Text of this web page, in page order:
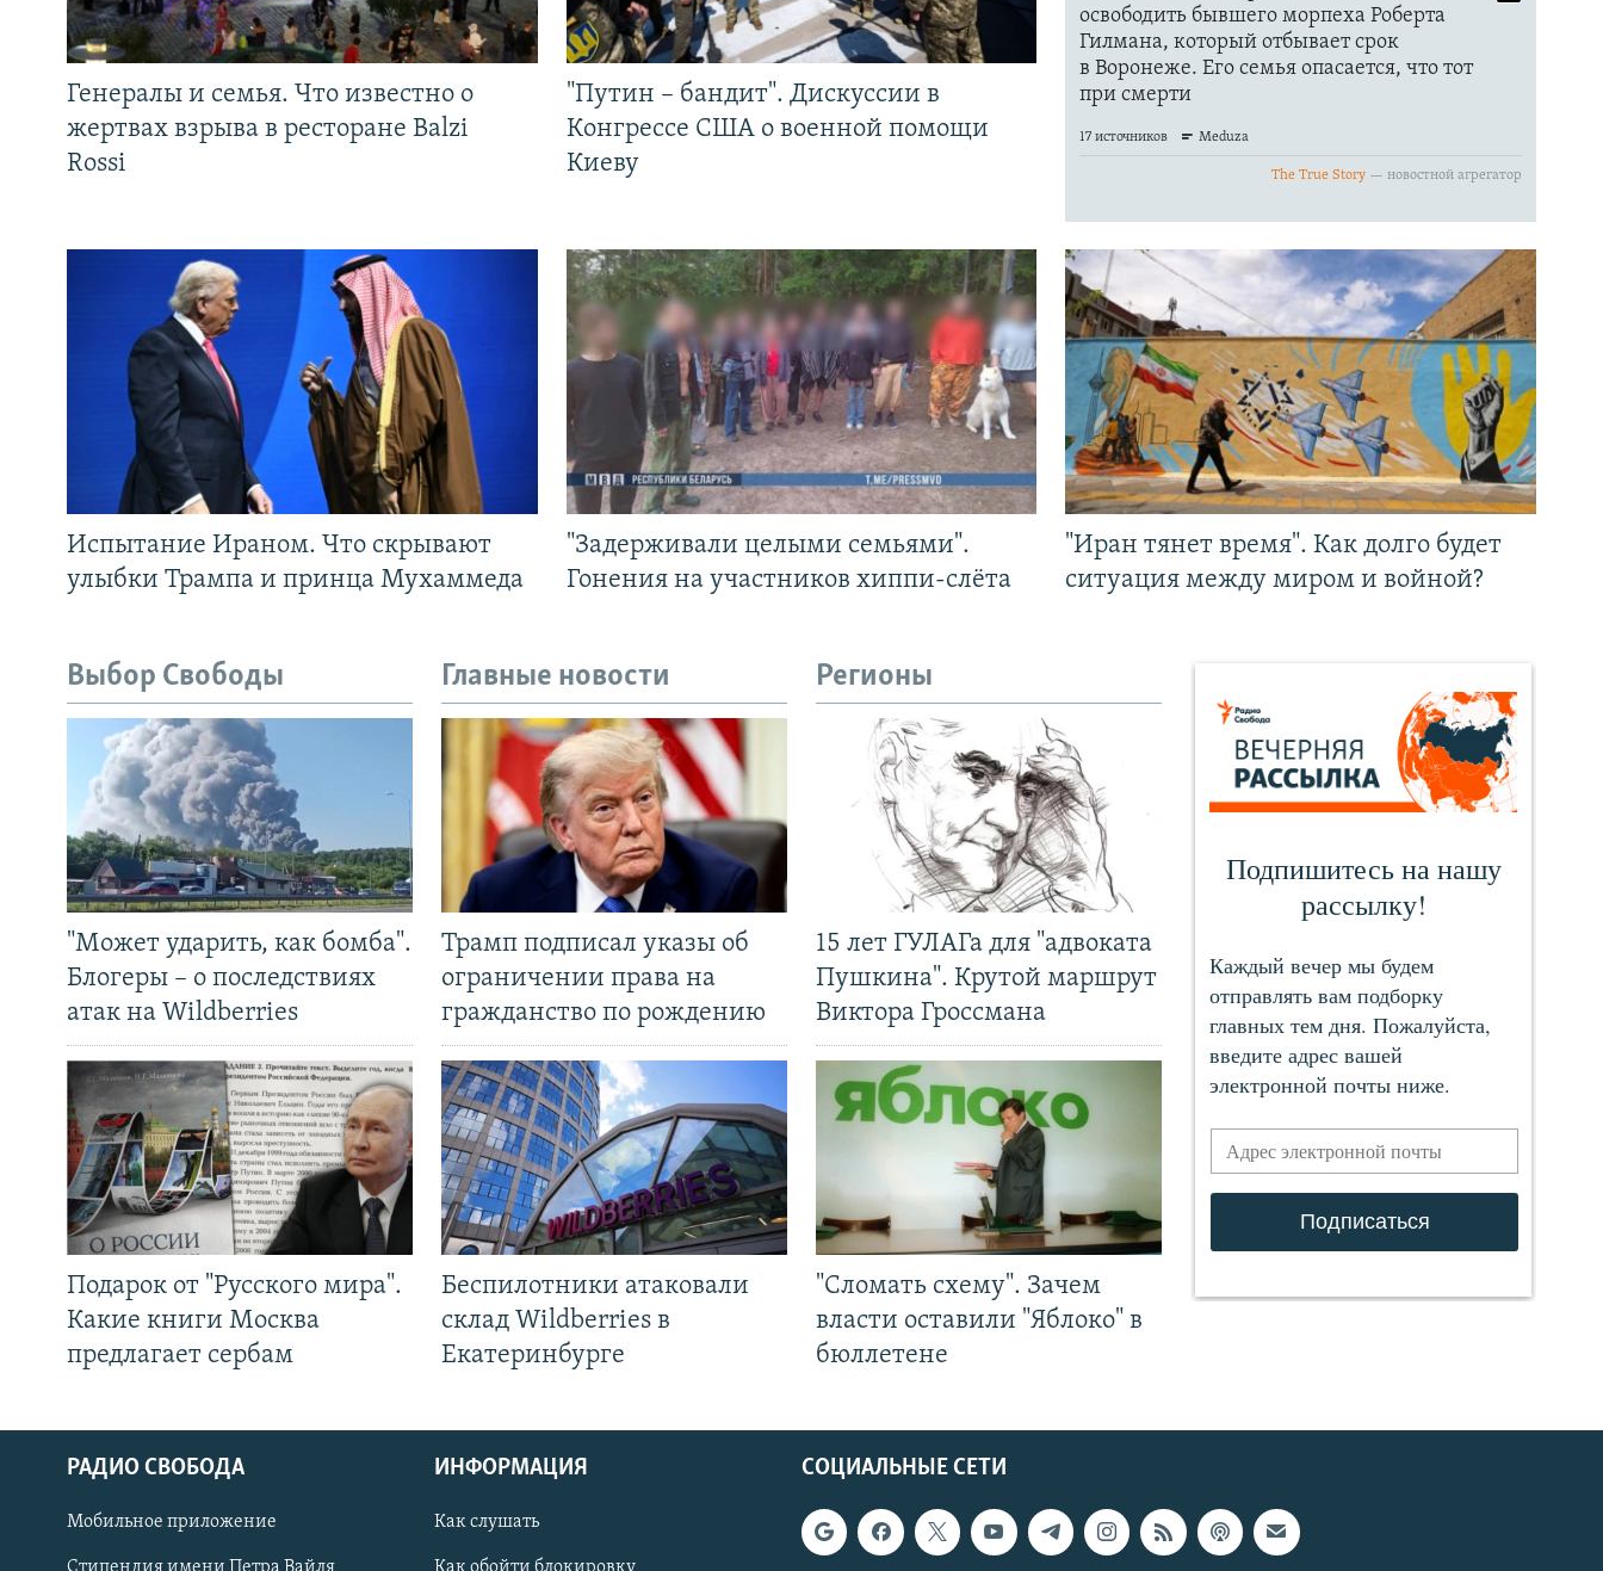
СОЦИАЛЬНЫЕ СЕТИ
Генералы и семья. Что известно о
жертвах взрыва в ресторане Balzi
Rossi
"Путин – бандит". Дискуссии в
Конгрессе США о военной помощи
Киеву
Испытание Ираном. Что скрывают
улыбки Трампа и принца Мухаммеда
"Задерживали целыми семьями".
Гонения на участников хиппи-слёта
"Иран тянет время". Как долго будет
ситуация между миром и войной?
Выбор Свободы
"Может ударить, как бомба".
Блогеры – о последствиях
атак на Wildberries
Подарок от "Русского мира".
Какие книги Москва
предлагает сербам
Главные новости
Трамп подписал указы об
ограничении права на
гражданство по рождению
Беспилотники атаковали
склад Wildberries в
Екатеринбурге
Регионы
15 лет ГУЛАГа для "адвоката
Пушкина". Крутой маршрут
Виктора Гроссмана
"Сломать схему". Зачем
власти оставили "Яблоко" в
бюллетене
СОЦИАЛЬНЫЕ СЕТИ
РАДИО СВОБОДА
Мобильное приложение
ИНФОРМАЦИЯ
Как слушать